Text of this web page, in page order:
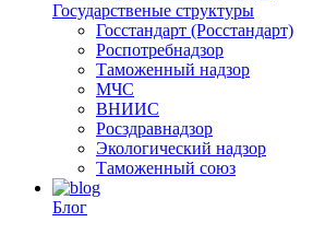
Государственые структуры
Госстандарт (Росстандарт)
Роспотребнадзор
Таможенный надзор
МЧС
ВНИИС
Росздравнадзор
Экологический надзор
Таможенный союз
Блог